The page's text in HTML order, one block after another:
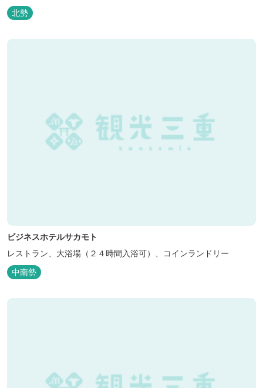
北勢
ビジネスホテルサカモト
レストラン、大浴場（２４時間入浴可）、コインランドリー
中南勢